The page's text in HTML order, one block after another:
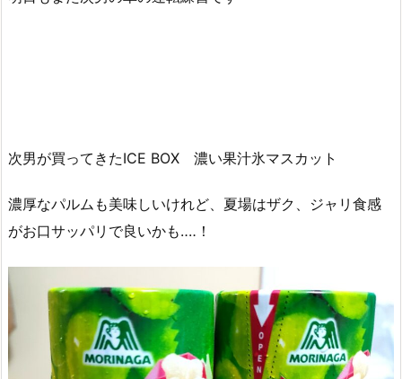
次男が買ってきたICE BOX 濃い果汁氷マスカット
濃厚なパルムも美味しいけれど、夏場はザク、ジャリ食感
がお口サッパリで良いかも‥‥！